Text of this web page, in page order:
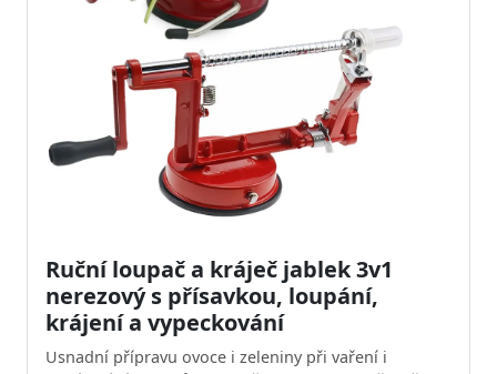
Ruční loupač a kráječ jablek 3v1
nerezový s přísavkou, loupání,
krájení a vypeckování
Usnadní přípravu ovoce i zeleniny při vaření i